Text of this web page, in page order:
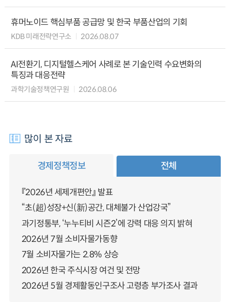
휴머노이드 핵심부품 공급망 및 한국 부품산업의 기회
KDB 미래전략연구소 2026.08.07
AI전환기, 디지털헬스케어 사례로 본 기술인력 수요변화의
특징과 대응전략
과학기술정책연구원 2026.08.06
많이 본 자료
경제정책정보 전체
『2026년 세제개편안』 발표
“초(超)성장+신(新)공간, 대체불가 산업강국”
과기정통부, ‘누누티비 시즌2’에 강력 대응 의지 밝혀
2026년 7월 소비자물가동향
7월 소비자물가는 2.8% 상승
2026년 한국 주식시장 여건 및 전망
2026년 5월 경제활동인구조사 고령층 부가조사 결과